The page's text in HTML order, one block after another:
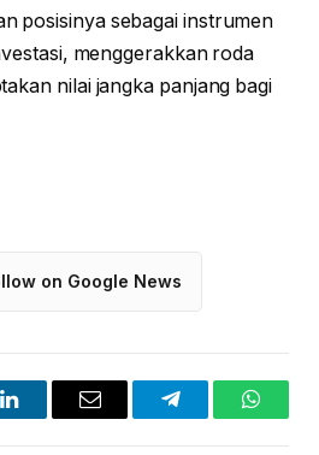
posisinya sebagai instrumen
menggerakkan roda
nilai jangka panjang bagi
on Google News
LinkedInEmail Telegram